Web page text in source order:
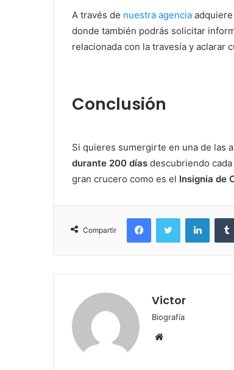
A través de nuestra agencia
donde también podrás solicitar
relacionada con la travesía y aclarar
Conclusión
Si quieres sumergirte en una de las
durante 200 días descubriendo
gran crucero como es el Insignia de
Compartir
FacebookTwitter
Victor
Biografía
Sitio